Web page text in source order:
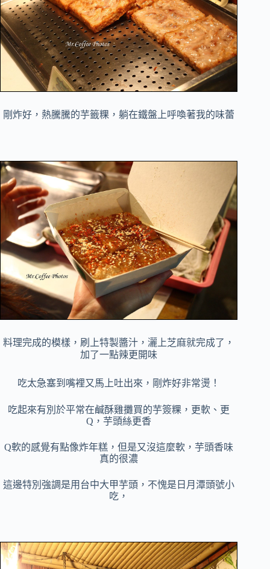
剛炸好，熱騰騰的芋籤粿，躺在鐵盤上呼喚著我的味蕾
料理完成的模樣，刷上特製醬汁，灑上芝麻就完成了，
加了一點辣更開味
吃太急塞到嘴裡又馬上吐出來， 剛炸好非常燙！
吃起來有別於平常在鹹酥雞攤買的芋簽粿，更軟、更
Q，芋頭絲更香
Q軟的感覺有點像炸年糕，但是又沒這麼軟，芋頭香味
真的很濃
這邊特別強調是用台中大甲芋頭，不愧是日月潭頭號小
吃，